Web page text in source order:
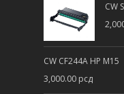
CW
CW CF244A HP M15
3,000.00 рсд